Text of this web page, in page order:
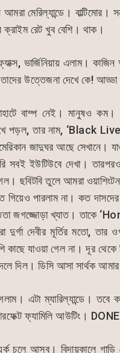
আমরা মেরিল্যান্ডে।
রেট খুব বেশি। থাক।
ভার্জিনিয়ায় এলাম।
উত্তেজনা দেখে কে! আড্ডা
বাম্প নেই। মানুষও
পড়ল, তার নাম, ‘Black
জাদুঘর আছে সেখানে।
সবই ইউটিউবে দেখা।
ছবিটবি তুলে আমরা
গিয়েও পারলাম না। কত
জগজ্জোড়া খ্যাত। তাকে
দেবীর মূর্তির মতো, তার
কাছে যাওয়া গেল না। দূর
দিল। ডিসি আসা সার্থক
এটা ম্যারিল্যান্ডে।
ফ্যামিলি আউটিং।
চলে আসব। বিদায়কালে